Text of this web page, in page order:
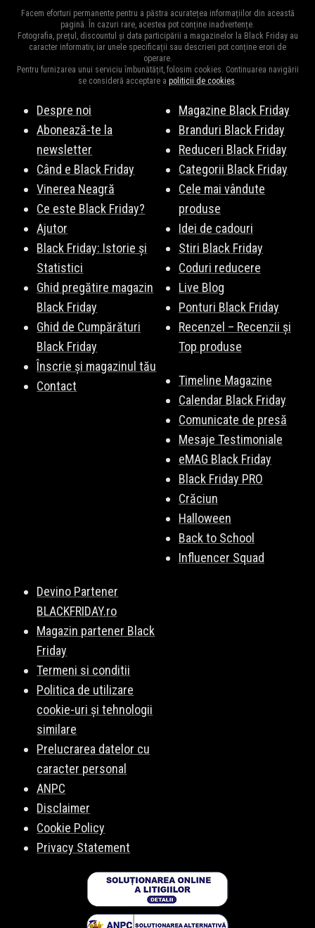
pot ajunge și la 95% și cu siguranță vor fi cele mai mari reduceri
din an și e perioada ideală pentru a cumpăra cadourile de
Craciun,Moș Nicolae sau zile de nașterepentru cei dragi.
pentru destocaj, de aceea și oferta bogată în reduceri.
Principalele magazine cu reduceri la Rame ochelari sunt:
Decathlon,
Modivo,Lensa.ro,Videt, și multe altele. Vezi lista
Facem eforturi permanente pentru a păstra acuratețea informațiilor din această
pagină. În cazuri rare, acestea pot conține inadvertențe.
Fotografia, prețul, discountul și data participării a magazinelor la Black Friday au
caracter informativ, iar unele specificații sau descrieri pot conține erori de
operare.
Pentru furnizarea unui serviciu îmbunătățit, folosim cookies. Continuarea navigării
se consideră acceptare a politicii de cookies.
Despre noi
Abonează-te la
newsletter
Când e Black Friday
Vinerea Neagră
Ce este Black Friday?
Ajutor
Black Friday: Istorie și
Statistici
Ghid pregătire magazin
Black Friday
Ghid de Cumpărături
Black Friday
Înscrie și magazinul tău
Contact
Magazine Black Friday
Branduri Black Friday
Reduceri Black Friday
Categorii Black Friday
Cele mai vândute
produse
Idei de cadouri
Stiri Black Friday
Coduri reducere
Live Blog
Ponturi Black Friday
Recenzel – Recenzii și
Top produse
Timeline Magazine
Calendar Black Friday
Comunicate de presă
Mesaje Testimoniale
eMAG Black Friday
Black Friday PRO
Crăciun
Halloween
Back to School
Influencer Squad
Devino Partener
BLACKFRIDAY.ro
Magazin partener Black
Friday
Termeni si conditii
Politica de utilizare
cookie-uri și tehnologii
similare
Prelucrarea datelor cu
caracter personal
ANPC
Disclaimer
Cookie Policy
Privacy Statement